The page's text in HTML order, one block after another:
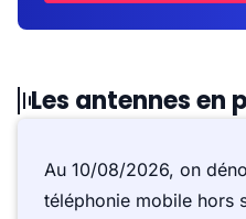
Les antennes en
Au 10/08/2026, on
téléphonie mobile hors